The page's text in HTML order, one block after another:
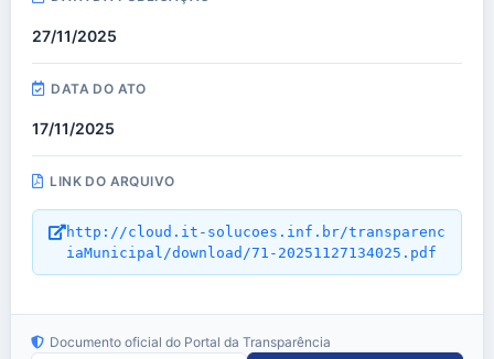
27/11/2025
DATA DO ATO
17/11/2025
LINK DO ARQUIVO
http://cloud.it-solucoes.inf.br/transparenc
iaMunicipal/download/71-20251127134025.pdf
Documento oficial do Portal da Transparência